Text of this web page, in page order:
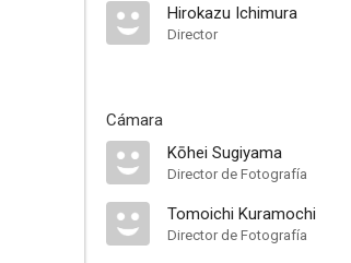
Hirokazu Ichimura
Director
Cámara
Kōhei Sugiyama
Director de Fotografía
Tomoichi Kuramochi
Director de Fotografía